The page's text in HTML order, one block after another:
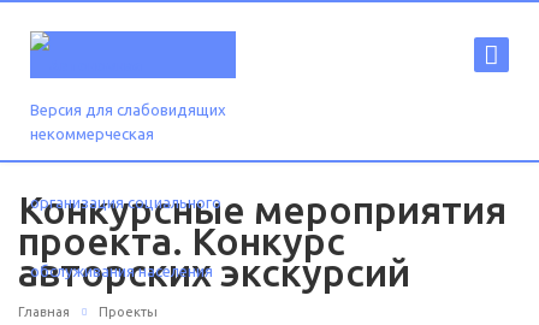
Версия для слабовидящих
Конкурсные мероприятия
проекта. Конкурс
авторских экскурсий
Главная Проекты